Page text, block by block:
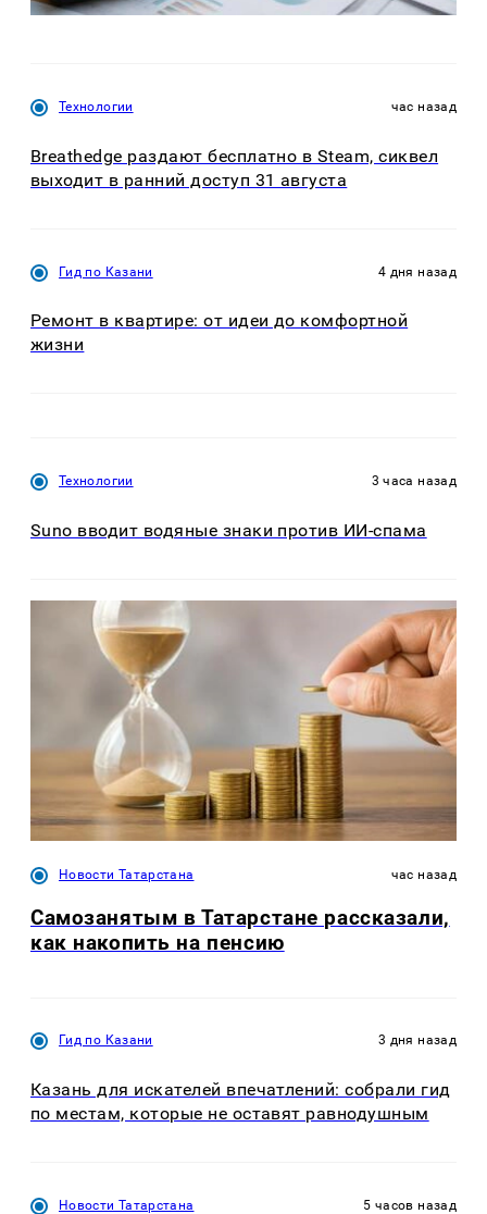
Технологии час назад
Breathedge раздают бесплатно в Steam, сиквел
выходит в ранний доступ 31 августа
Гид по Казани 4 дня назад
Ремонт в квартире: от идеи до комфортной
жизни
Технологии 3 часа назад
Suno вводит водяные знаки против ИИ-спама
Новости Татарстана час назад
Самозанятым в Татарстане рассказали,
как накопить на пенсию
Гид по Казани 3 дня назад
Казань для искателей впечатлений: собрали гид
по местам, которые не оставят равнодушным
Новости Татарстана 5 часов назад